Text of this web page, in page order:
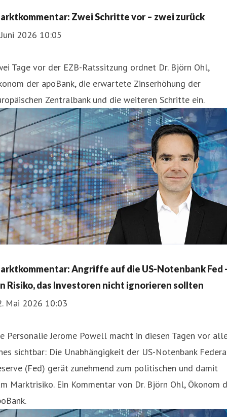
Zwei Schritte vor – zwei zurück
2026 10:05
Tage vor der EZB-Ratssitzung ordnet Dr. Björn Ohl,
der apoBank, die erwartete Zinserhöhung der
Zentralbank und die weiteren Schritte ein.
Angriffe auf die US-Notenbank Fed
Risiko, das Investoren nicht ignorieren sollten
Mai 2026 10:03
Personalie Jerome Powell macht in diesen Tagen vor
sichtbar: Die Unabhängigkeit der US-Notenbank
(Fed) gerät zunehmend zum politischen und damit
Marktrisiko. Ein Kommentar von Dr. Björn Ohl, Ökonom